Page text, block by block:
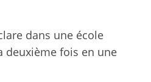
dans une école
deuxième fois en une